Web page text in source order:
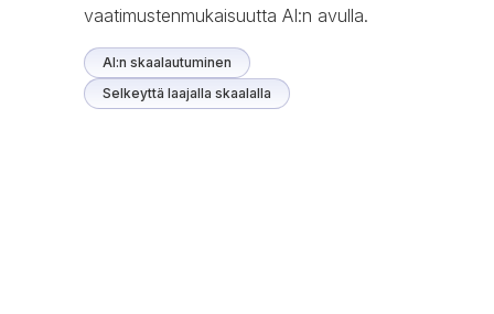
vaatimustenmukaisuutta AI:n avulla.
AI:n skaalautuminen
Selkeyttä laajalla skaalalla